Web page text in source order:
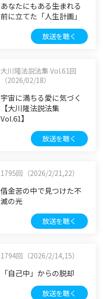
あなたにもある――生まれる
前に立てた「人生計画」
放送を聴く
大川隆法説法集 Vol.61回
（2026/02/18）
宇宙に満ちる愛に気づく
【大川隆法説法集
Vol.61】
放送を聴く
1795回（2026/2/21,22）
借金苦の中で見つけた不
滅の光
放送を聴く
1794回（2026/2/14,15）
「自己中」からの脱却
放送を聴く